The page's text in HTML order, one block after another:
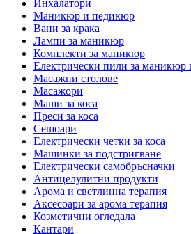
Инхалатори
Маникюр и педикюр
Вани за крака
Лампи за маникюр
Комплекти за маникюр
Електрически пили за маникюр
Масажни столове
Масажори
Маши за коса
Преси за коса
Сешоари
Електрически четки за коса
Машинки за подстригване
Електрически самобръсначки
Антицелулитни продукти
Арома и светлинна терапия
Аксесоари за арома терапия
Козметични огледала
Кантари